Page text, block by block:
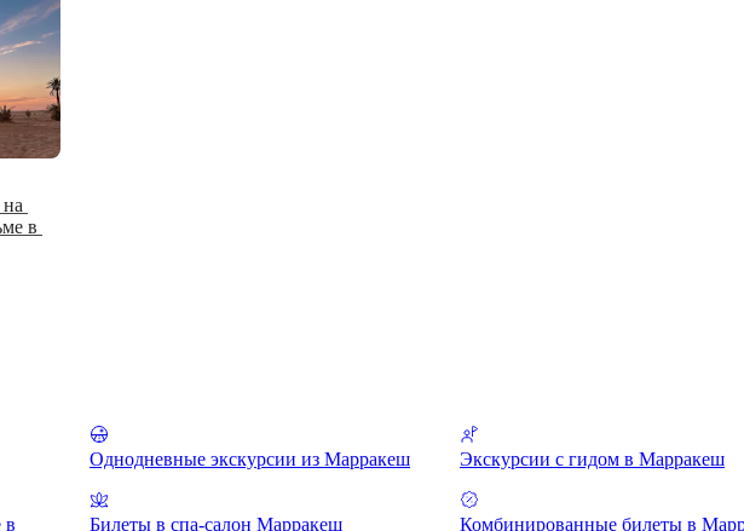
в
Однодневные экскурсии из Марракеш Экскурсии с гидом в Марракеш
в
Билеты в спа-салон Марракеш Комбинированные билеты в